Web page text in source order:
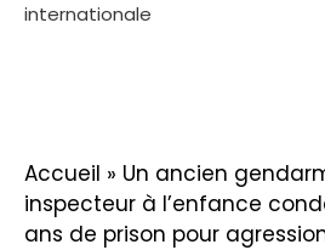
internationale
Accueil » Un ancien
inspecteur à l’enfance
ans de prison pour